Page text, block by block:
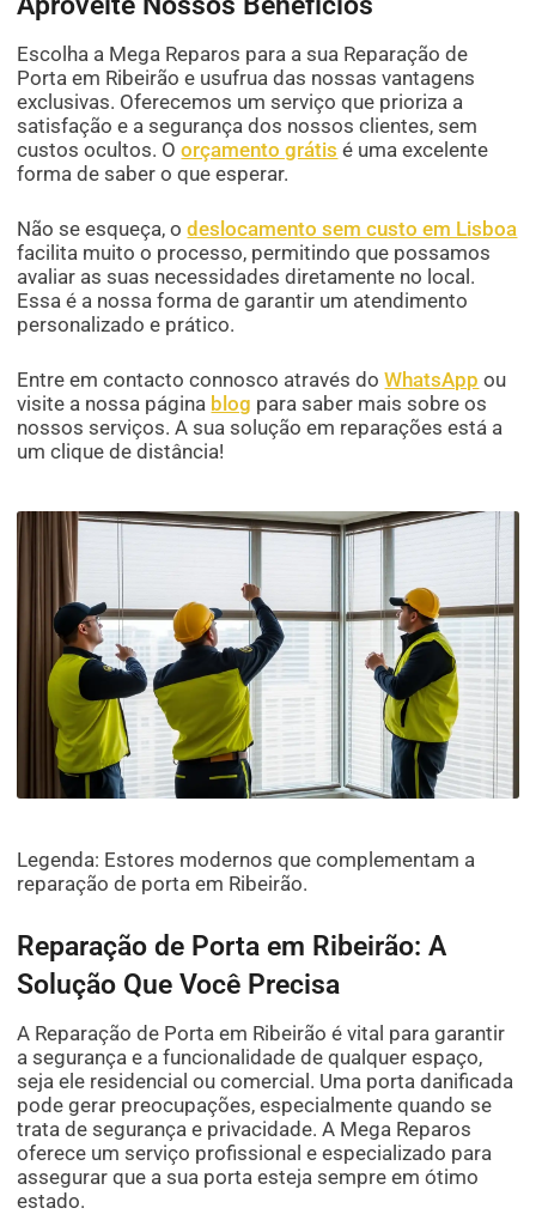
Escolha a Mega Reparos para a sua Reparação de
Porta em Ribeirão e usufrua das nossas vantagens
exclusivas. Oferecemos um serviço que prioriza a
satisfação e a segurança dos nossos clientes, sem
custos ocultos. Oorçamento grátis é uma excelente
forma de saber o que esperar.
Não se esqueça, odeslocamento sem custo em Lisboa
facilita muito o processo, permitindo que possamos
avaliar as suas necessidades diretamente no local.
Essa é a nossa forma de garantir um atendimento
personalizado e prático.
Entre em contacto connosco através doWhatsApp ou
visite a nossa página blog para saber mais sobre os
nossos serviços. A sua solução em reparações está a
um clique de distância!
Legenda: Estores modernos que complementam a
reparação de porta em Ribeirão.
Reparação de Porta em Ribeirão: A
Solução Que Você Precisa
A Reparação de Porta em Ribeirão é vital para garantir
a segurança e a funcionalidade de qualquer espaço,
seja ele residencial ou comercial. Uma porta danificada
pode gerar preocupações, especialmente quando se
trata de segurança e privacidade. A Mega Reparos
oferece um serviço profissional e especializado para
assegurar que a sua porta esteja sempre em ótimo
estado.